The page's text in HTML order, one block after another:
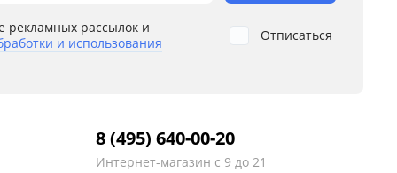
рекламных рассылок и
и использования
Отписаться
8 (495) 640-00-20
Интернет-магазин с 9 до 21